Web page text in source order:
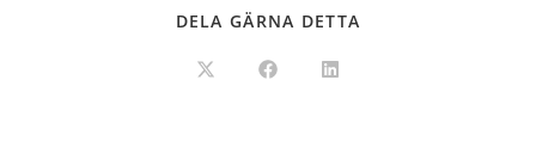
DELA GÄRNA DETTA